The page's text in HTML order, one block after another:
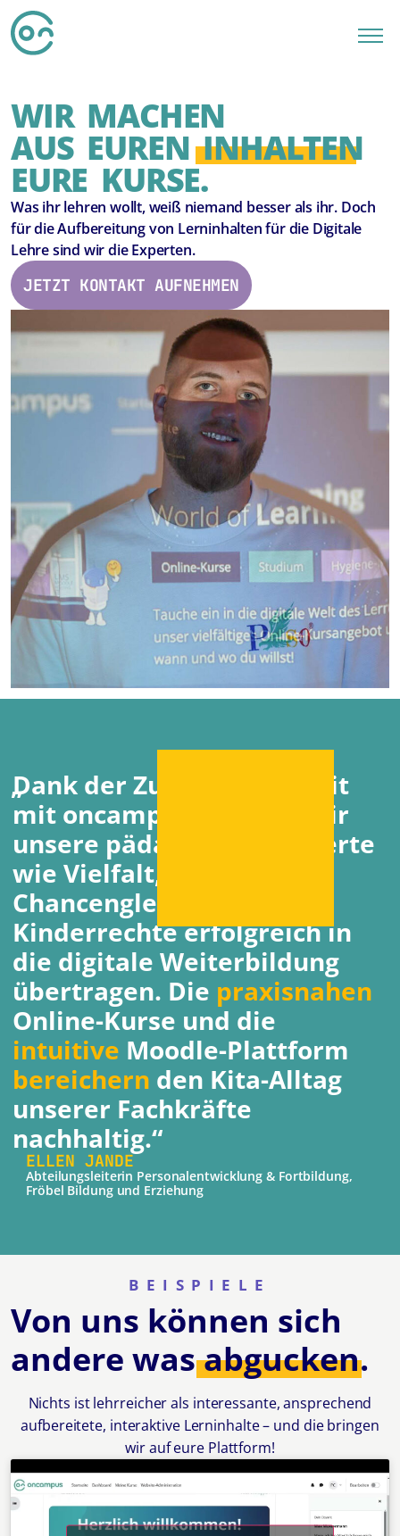
WIR MACHEN
AUS EURENINHALTEN
EURE KURSE.
Was ihr lehren wollt, weiß niemand besser als ihr. Doch
für die Aufbereitung von Lerninhalten für die Digitale
Lehre sind wir die Experten.
JETZT KONTAKT AUFNEHMEN
„
Dank der Zusammenarbeit
mit oncampus konnten wir
unsere pädagogischen Werte
wie Vielfalt,
Chancengleichheit und
Kinderrechte erfolgreich in
die digitale Weiterbildung
übertragen. Die praxisnahen
Online-Kurse und die
intuitive Moodle-Plattform
bereichern den Kita-Alltag
unserer Fachkräfte
nachhaltig.“
ELLEN JANDE
Abteilungsleiterin Personalentwicklung & Fortbildung,
Fröbel Bildung und Erziehung
BEISPIELE
Von uns können sich
andere wasabgucken.
Nichts ist lehrreicher als interessante, ansprechend
aufbereitete, interaktive Lerninhalte – und die bringen
wir auf eure Plattform!